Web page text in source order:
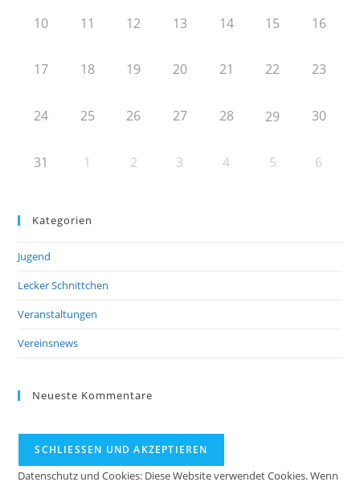
10 11 12 13 14 15 16
17 18 19 20 21 22 23
24 25 26 27 28 29 30
31 1 2 3 4 5 6
Kategorien
Jugend
Lecker Schnittchen
Veranstaltungen
Vereinsnews
Neueste Kommentare
Datenschutz und Cookies: Diese Website verwendet Cookies. Wenn